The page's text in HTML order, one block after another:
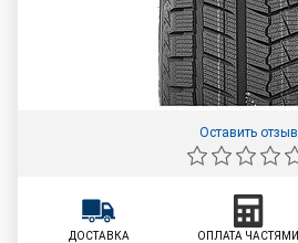
Оставить отзыв
ДОСТАВКА
ОПЛАТА ЧАСТЯМИ